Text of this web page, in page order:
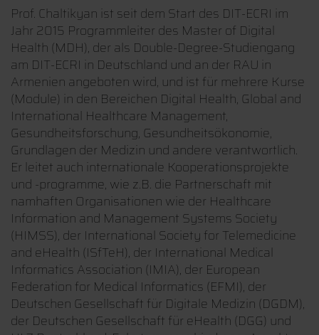
Prof. Chaltikyan ist seit dem Start des DIT-ECRI im
Jahr 2015 Programmleiter des Master of Digital
Health (MDH), der als Double-Degree-Studiengang
am DIT-ECRI in Deutschland und an der RAU in
Armenien angeboten wird, und ist für mehrere Kurse
(Module) in den Bereichen Digital Health, Global and
International Healthcare Management,
Gesundheitsforschung, Gesundheitsökonomie,
Grundlagen der Medizin und andere verantwortlich.
Er leitet auch internationale Kooperationsprojekte
und -programme, wie z.B. die Partnerschaft mit
namhaften Organisationen wie der Healthcare
Information and Management Systems Society
(HIMSS), der International Society for Telemedicine
and eHealth (ISfTeH), der International Medical
Informatics Association (IMIA), der European
Federation for Medical Informatics (EFMI), der
Deutschen Gesellschaft für Digitale Medizin (DGDM),
der Deutschen Gesellschaft für eHealth (DGG) und